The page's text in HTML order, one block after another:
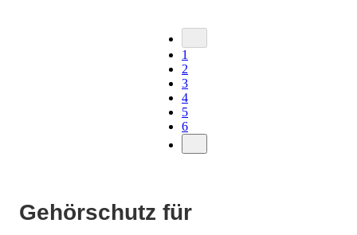
1
2
3
4
5
6
Gehörschutz für